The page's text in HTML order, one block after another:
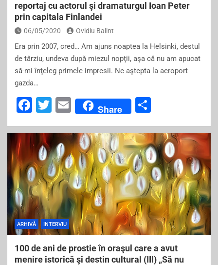
reportaj cu actorul şi dramaturgul Ioan Peter
prin capitala Finlandei
06/05/2020 Ovidiu Balint
Era prin 2007, cred… Am ajuns noaptea la Helsinki, destul
de târziu, undeva după miezul nopţii, aşa că nu am apucat
să-mi înţeleg primele impresii. Ne aştepta la aeroport
gazda…
F
c
e
b
o
o
k
T
tt
er
E
m
ai
l
Share
ar
e
ARHIVĂ INTERVIU
100 de ani de prostie în oraşul care a avut
menire istorică şi destin cultural (III) „Să nu